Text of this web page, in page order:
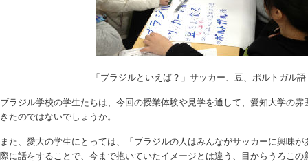
「ブラジルといえば？」サッカー、豆、ポルトガル
ブラジル学校の学生たちは、今回の授業体験や見学を通して、愛知大学の
きたのではないでしょうか。
また、愛大の学生にとっては、「ブラジルの人はみんながサッカーに興味
際に話をすることで、今まで抱いていたイメージとは違う、目からうろこ